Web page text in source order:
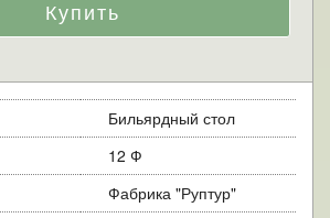
Бильярдный стол
12 Ф
Фабрика "Руптур"